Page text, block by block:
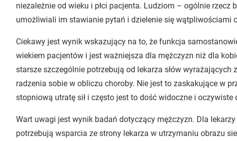
niezależnie od wieku i płci pacjenta. Ludziom – ogólnie rzecz
umożliwiali im stawianie pytań i dzielenie się wątpliwościami
Ciekawy jest wynik wskazujący na to, że funkcja
wiekiem pacjentów i jest ważniejsza dla mężczyzn niż dla
starsze szczególnie potrzebują od lekarza słów wyrażających
radzenia sobie w obliczu choroby. Nie jest to zaskakujące w
stopniową utratę sił i często jest to dość widoczne i oczywiste
Wart uwagi jest wynik badań dotyczący mężczyzn. Dla
potrzebują wsparcia ze strony lekarza w utrzymaniu obrazu